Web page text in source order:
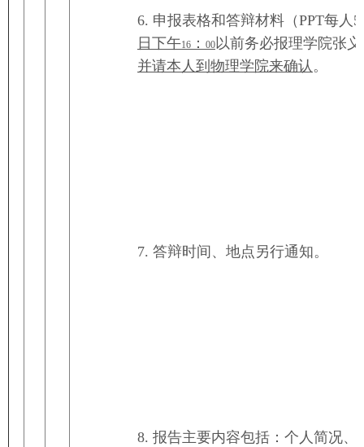
6. 申报表格和答辩材料（PPT每人
日下午16 ： 00 以前务必报理学院张
并请本人到物理学院来确认。
7. 答辩时间、地点另行通知。
8. 报告主要内容包括：个人简况、